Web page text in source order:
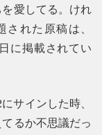
愛してる。けれ
れた原稿は、
に掲載されてい
サインした時、
るか不思議だっ